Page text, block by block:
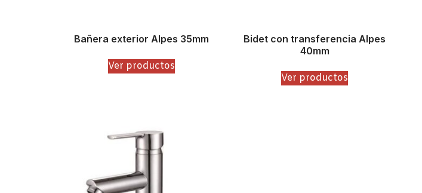
Bañera exterior Alpes 35mm
Ver productos
Bidet con transferencia Alpes
40mm
Ver productos